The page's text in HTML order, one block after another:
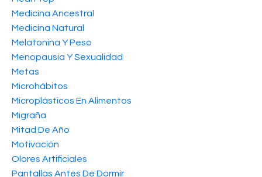
Medicina Ancestral
Medicina Natural
Melatonina Y Peso
Menopausia Y Sexualidad
Metas
Microhábitos
Microplásticos En Alimentos
Migraña
Mitad De Año
Motivación
Olores Artificiales
Pantallas Antes De Dormir